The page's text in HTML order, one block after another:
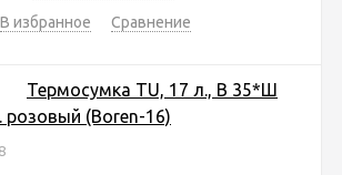
В избранное
Сравнение
Термосумка TU, 17 л., В 35*Ш
розовый (Boren-16)